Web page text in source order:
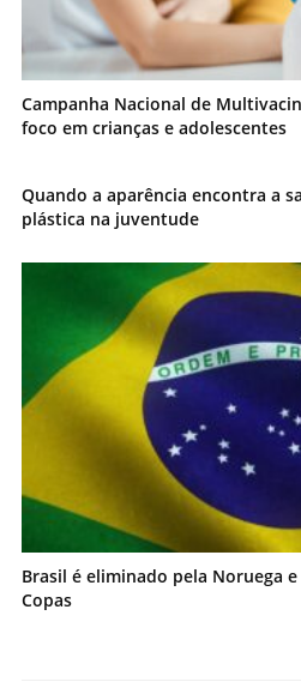
Campanha Nacional de
foco em crianças e adolescentes
Quando a aparência encontra a
plástica na juventude
Brasil é eliminado pela Noruega
Copas